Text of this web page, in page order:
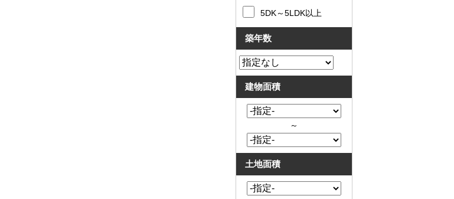
5DK～5LDK以上
築年数
建物面積
～
土地面積